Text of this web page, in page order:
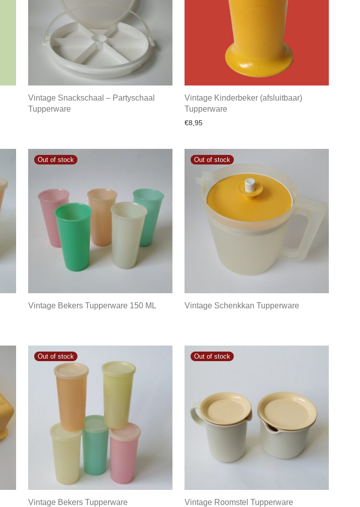
Vintage Snackschaal – Partyschaal
Tupperware
Vintage Kinderbeker (afsluitbaar)
Tupperware
€8,95
Vintage Bekers Tupperware 150 ML Vintage Schenkkan Tupperware
Vintage Bekers Tupperware Vintage Roomstel Tupperware